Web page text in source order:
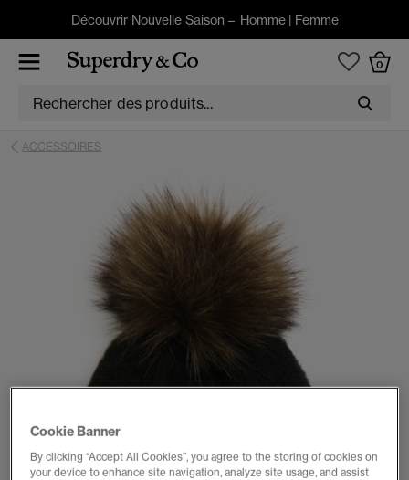
Découvrir Nouvelle Saison – Homme| Femme
0
ACCESSOIRES
Cookie Banner
By clicking “Accept All Cookies”, you agree to the storing of cookies on
your device to enhance site navigation, analyze site usage, and assist